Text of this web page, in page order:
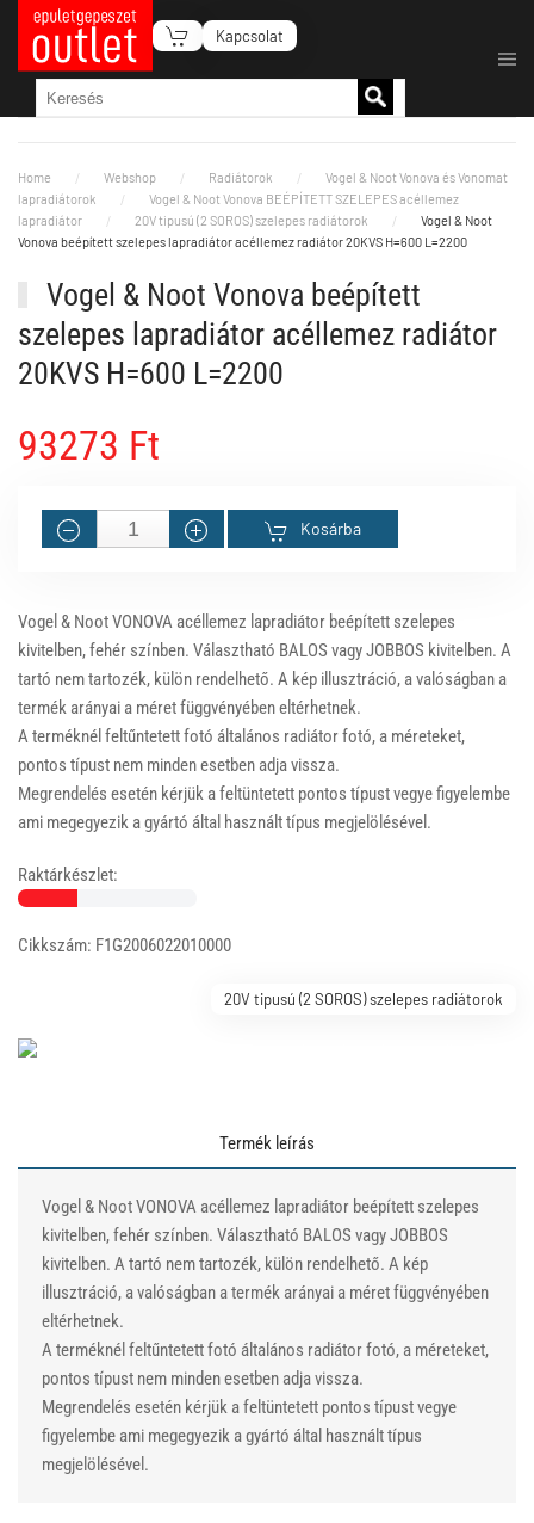
Fő tartalom átugrása
Kapcsolat
Home Webshop Radiátorok
Vogel & Noot Vonova és Vonomat
lapradiátorok
Vogel & Noot Vonova BEÉPÍTETT SZELEPES acéllemez
lapradiátor
20V tipusú (2 SOROS) szelepes radiátorok
Vogel & Noot
Vonova beépített szelepes lapradiátor acéllemez radiátor 20KVS H=600 L=2200
Vogel & Noot Vonova beépített
szelepes lapradiátor acéllemez radiátor
20KVS H=600 L=2200
93273 Ft
Kosárba
Vogel & Noot VONOVA acéllemez lapradiátor beépített szelepes
kivitelben, fehér színben. Választható BALOS vagy JOBBOS kivitelben. A
tartó nem tartozék, külön rendelhető. A kép illusztráció, a valóságban a
termék arányai a méret függvényében eltérhetnek.
A terméknél feltűntetett fotó általános radiátor fotó, a méreteket,
pontos típust nem minden esetben adja vissza.
Megrendelés esetén kérjük a feltüntetett pontos típust vegye figyelembe
ami megegyezik a gyártó által használt típus megjelölésével.
Raktárkészlet:
Cikkszám: F1G2006022010000
20V tipusú (2 SOROS) szelepes radiátorok
Termék leírás
Vogel & Noot VONOVA acéllemez lapradiátor beépített szelepes
kivitelben, fehér színben. Választható BALOS vagy JOBBOS
kivitelben. A tartó nem tartozék, külön rendelhető. A kép
illusztráció, a valóságban a termék arányai a méret függvényében
eltérhetnek.
A terméknél feltűntetett fotó általános radiátor fotó, a méreteket,
pontos típust nem minden esetben adja vissza.
Megrendelés esetén kérjük a feltüntetett pontos típust vegye
figyelembe ami megegyezik a gyártó által használt típus
megjelölésével.